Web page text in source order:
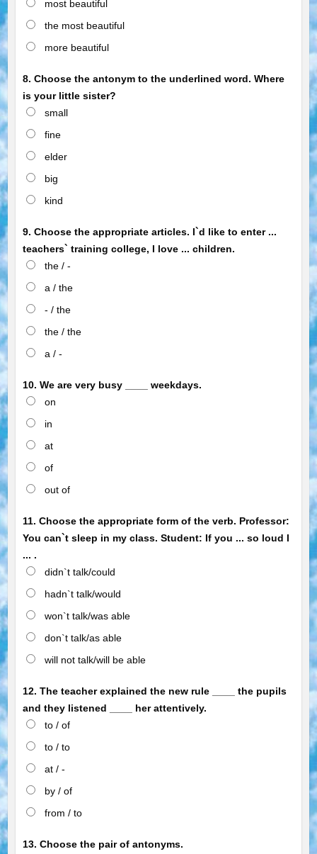
most beautiful
the most beautiful
more beautiful
8. Choose the antonym to the underlined word. Where
is your little sister?
small
fine
elder
big
kind
9. Choose the appropriate articles. I`d like to enter ...
teachers` training college, I love ... children.
the / -
a / the
- / the
the / the
a / -
10. We are very busy ____ weekdays.
on
in
at
of
out of
11. Choose the appropriate form of the verb. Professor:
You can`t sleep in my class. Student: If you ... so loud I
... .
didn`t talk/could
hadn`t talk/would
won`t talk/was able
don`t talk/as able
will not talk/will be able
12. The teacher explained the new rule ____ the pupils
and they listened ____ her attentively.
to / of
to / to
at / -
by / of
from / to
13. Choose the pair of antonyms.